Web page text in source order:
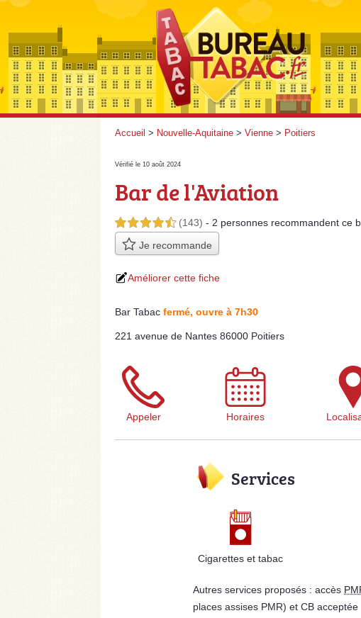
Accueil > Nouvelle-Aquitaine > Vienne > Poitiers
Vérifié le 10 août 2024
Bar de l'Aviation
4,5 étoiles sur 5 (143) - 2 personnes recommandent ce
Je recommande
Améliorer cette fiche
Bar Tabac fermé, ouvre à 7h30
221 avenue de Nantes 86000 Poitiers
Appeler Horaires
Services
Cigarettes et tabac
Autres services proposés : accès
places assises PMR) et CB acceptée